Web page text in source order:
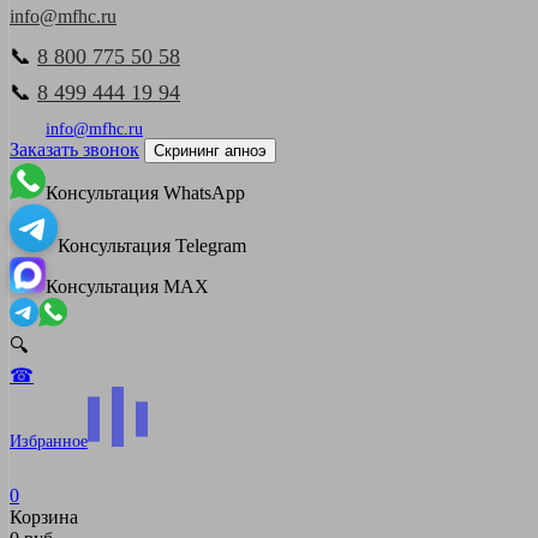
info@mfhc.ru
📞 8 800 775 50 58
📞 8 499 444 19 94
info@mfhc.ru
Заказать звонок Скрининг апноэ
Консультация WhatsApp
Консультация Telegram
Консультация MAX
🔍
☎
Избранное
0
Корзина